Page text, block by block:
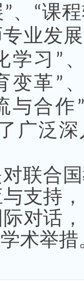
”、 “课
业发展
学习 ”
变革 ”
与合作
广泛
联合
支持
对话
术举措